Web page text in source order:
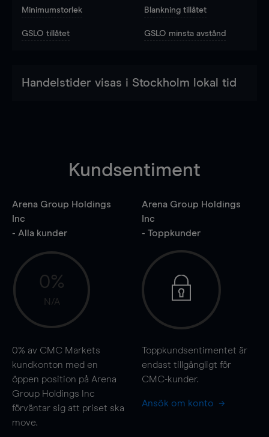
Minimumstorlek Blankning tillåtet
GSLO tillåtet GSLO minsta avstånd
Handelstider visas i Stockholm lokal tid
Kundsentiment
Arena Group Holdings
Inc
- Alla kunder
0%
N/A
0% av CMC Markets
kundkonton med en
öppen position på Arena
Group Holdings Inc
förväntar sig att priset ska
move.
Arena Group Holdings
Inc
- Toppkunder
Toppkundsentimentet är
endast tillgängligt för
CMC-kunder.
Ansök om konto